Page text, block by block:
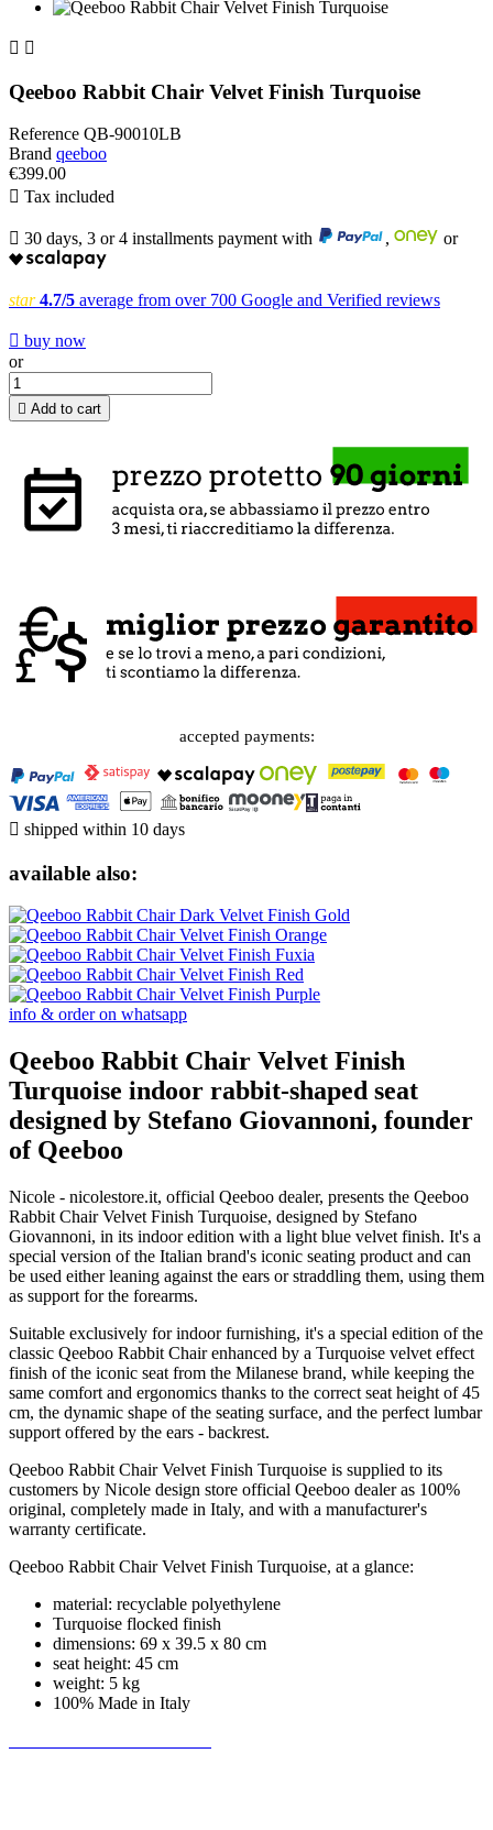
 
Qeeboo Rabbit Chair Velvet Finish Turquoise
Reference QB-90010LB
Brand qeeboo
€399.00
 Tax included
 30 days, 3 or 4 installments payment with , or
star 4.7/5 average from over 700 Google and Verified reviews
 buy now
or
 Add to cart
accepted payments:
 shipped within 10 days
available also:
info & order on whatsapp
Qeeboo Rabbit Chair Velvet Finish
Turquoise indoor rabbit-shaped seat
designed by Stefano Giovannoni, founder
of Qeeboo
Nicole - nicolestore.it, official Qeeboo dealer, presents the Qeeboo
Rabbit Chair Velvet Finish Turquoise, designed by Stefano
Giovannoni, in its indoor edition with a light blue velvet finish. It's a
special version of the Italian brand's iconic seating product and can
be used either leaning against the ears or straddling them, using them
as support for the forearms.
Suitable exclusively for indoor furnishing, it's a special edition of the
classic Qeeboo Rabbit Chair enhanced by a Turquoise velvet effect
finish of the iconic seat from the Milanese brand, while keeping the
same comfort and ergonomics thanks to the correct seat height of 45
cm, the dynamic shape of the seating surface, and the perfect lumbar
support offered by the ears - backrest.
Qeeboo Rabbit Chair Velvet Finish Turquoise is supplied to its
customers by Nicole design store official Qeeboo dealer as 100%
original, completely made in Italy, and with a manufacturer's
warranty certificate.
Qeeboo Rabbit Chair Velvet Finish Turquoise, at a glance:
material: recyclable polyethylene
Turquoise flocked finish
dimensions: 69 x 39.5 x 80 cm
seat height: 45 cm
weight: 5 kg
100% Made in Italy